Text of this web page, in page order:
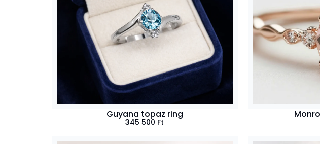
Guyana topaz ring
345 500 Ft